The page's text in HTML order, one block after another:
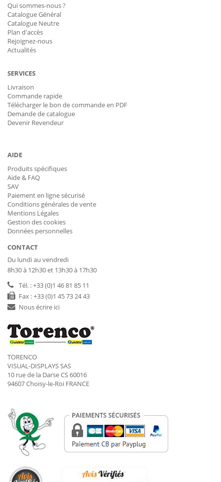
Qui sommes-nous ?
Catalogue Général
Catalogue Neutre
Plan d'accès
Rejoignez-nous
Actualités
SERVICES
Livraison
Commande rapide
Télécharger le bon de commande en PDF
Demande de catalogue
Devenir Revendeur
AIDE
Produits spécifiques
Aide & FAQ
SAV
Paiement en ligne sécurisé
Conditions générales de vente
Mentions Légales
Gestion des cookies
Données personnelles
CONTACT
Du lundi au vendredi
8h30 à 12h30 et 13h30 à 17h30
Tél. : +33 (0)1 46 81 85 11
Fax : +33 (0)1 45 73 24 43
Nous écrire ici
TORENCO
VISUAL-DISPLAYS SAS
10 rue de la Darse CS 60016
94607 Choisy-le-Roi FRANCE